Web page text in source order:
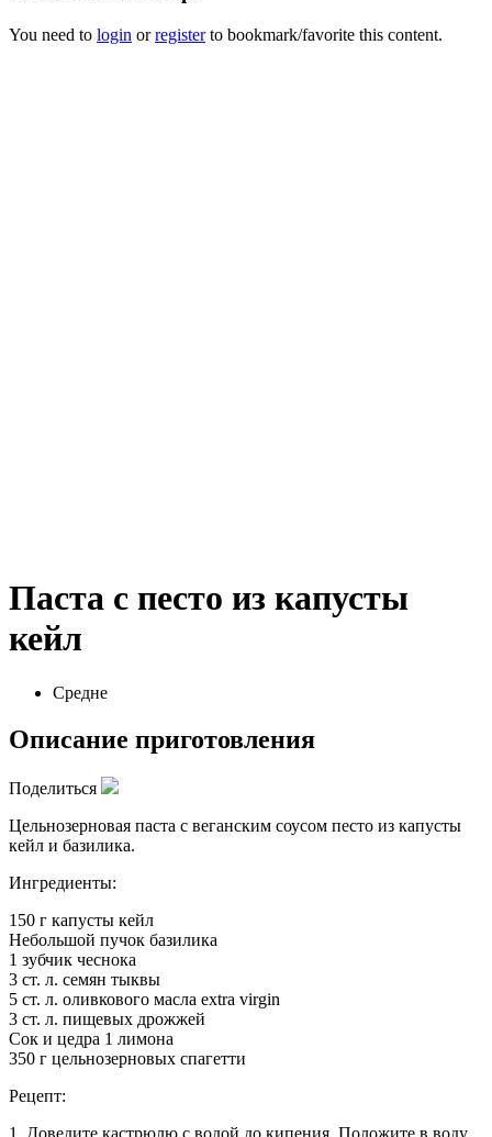
You need to login orregisterto bookmark/favorite this content.
Паста с песто из капусты
кейл
Средне
Описание приготовления
Поделиться
Цельнозерновая паста с веганским соусом песто из капусты
кейл и базилика.
Ингредиенты:
150 г капусты кейл
Небольшой пучок базилика
1 зубчик чеснока
3 ст. л. семян тыквы
5 ст. л. оливкового масла extra virgin
3 ст. л. пищевых дрожжей
Сок и цедра 1 лимона
350 г цельнозерновых спагетти
Рецепт:
1. Доведите кастрюлю с водой до кипения. Положите в воду